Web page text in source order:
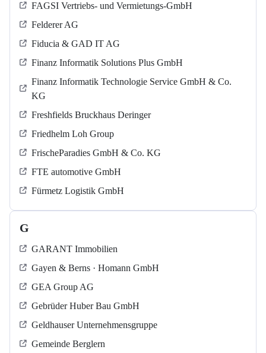
FAGSI Vertriebs- und Vermietungs-GmbH
Felderer AG
Fiducia & GAD IT AG
Finanz Informatik Solutions Plus GmbH
Finanz Informatik Technologie Service GmbH & Co.
KG
Freshfields Bruckhaus Deringer
Friedhelm Loh Group
FrischeParadies GmbH & Co. KG
FTE automotive GmbH
Fürmetz Logistik GmbH
G
GARANT Immobilien
Gayen & Berns · Homann GmbH
GEA Group AG
Gebrüder Huber Bau GmbH
Geldhauser Unternehmensgruppe
Gemeinde Berglern